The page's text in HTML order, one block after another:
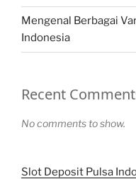
Mengenal Berbagai
Indonesia
Recent
No comments to show.
Slot Deposit Pulsa